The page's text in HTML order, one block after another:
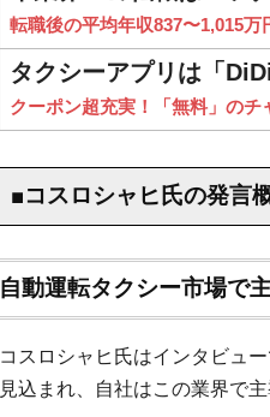
転職後の平均年収837〜1,015万
タクシーアプリは「DiDi
クーポン超充実！「無料」のチ
■コスロシャヒ氏の発言
自動運転タクシー市場で
コスロシャヒ氏はインタビュ
見込まれ、自社はこの業界で